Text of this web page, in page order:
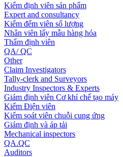
Kiểm định viên sản phẩm
Expert and consultancy
Kiểm đếm viên số lượng
Nhân viên lấy mẫu hàng hóa
Thẩm định viên
QA/ QC
Other
Claim Investigators
Tally-clerk and Surveyors
Industry Inspectors & Experts
Giám định viên Cơ khí chế tạo máy
Kiểm Điện viên
Kiểm soát viên chuỗi cung ứng
Giám định và áp tải
Mechanical inspectors
QA.QC
Auditors